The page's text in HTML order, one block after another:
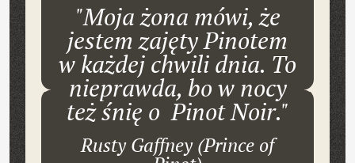
"Moja żona mówi, że
jestem zajęty Pinotem
w każdej chwili dnia. To
nieprawda, bo w nocy
też śnię o Pinot Noir."
Rusty Gaffney (Prince of